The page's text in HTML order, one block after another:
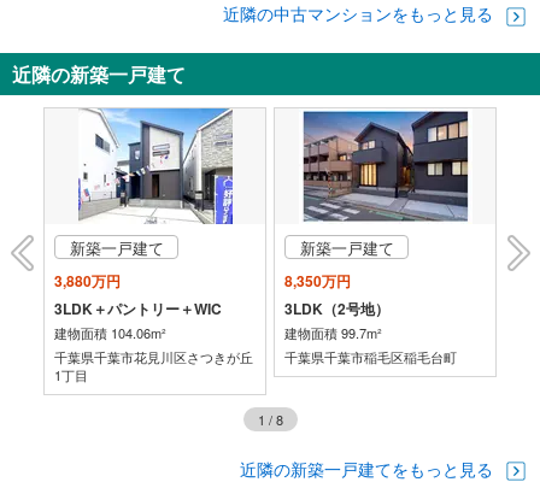
近隣の中古マンションをもっと見る
近隣の新築一戸建て
新築一戸建て
3,880万円
3LDK＋パントリー＋WIC
建物面積 104.06m²
千葉県千葉市花見川区さつきが丘
1丁目
新築一戸建て
8,350万円
3LDK（2号地）
建物面積 99.7m²
千葉県千葉市稲毛区稲毛台町
1 /8
近隣の新築一戸建てをもっと見る